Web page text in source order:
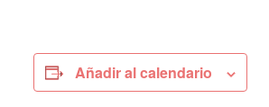
Añadir al calendario